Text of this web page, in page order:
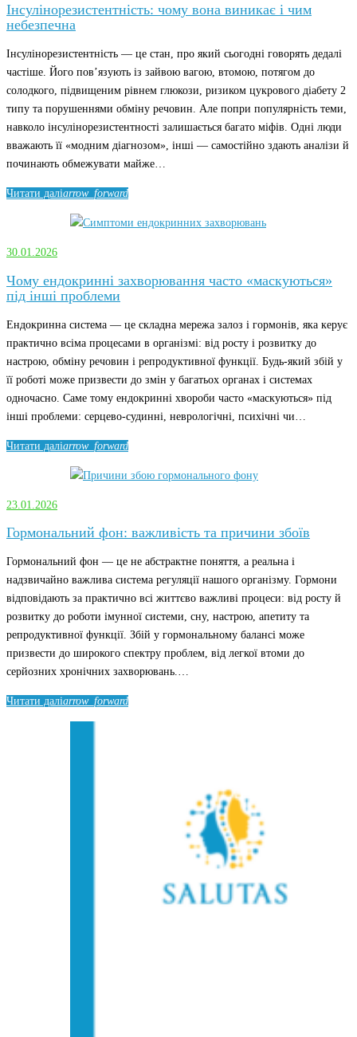
Інсулінорезистентність: чому вона виникає і чим
небезпечна
Інсулінорезистентність — це стан, про який сьогодні говорять дедалі
частіше. Його пов’язують із зайвою вагою, втомою, потягом до
солодкого, підвищеним рівнем глюкози, ризиком цукрового діабету 2
типу та порушеннями обміну речовин. Але попри популярність теми,
навколо інсулінорезистентності залишається багато міфів. Одні люди
вважають її «модним діагнозом», інші — самостійно здають аналізи й
починають обмежувати майже…
Читати даліarrow_forward
30.01.2026
Чому ендокринні захворювання часто «маскуються»
під інші проблеми
Ендокринна система — це складна мережа залоз і гормонів, яка керує
практично всіма процесами в організмі: від росту і розвитку до
настрою, обміну речовин і репродуктивної функції. Будь-який збій у
її роботі може призвести до змін у багатьох органах і системах
одночасно. Саме тому ендокринні хвороби часто «маскуються» під
інші проблеми: серцево-судинні, неврологічні, психічні чи…
Читати даліarrow_forward
23.01.2026
Гормональний фон: важливість та причини збоїв
Гормональний фон — це не абстрактне поняття, а реальна і
надзвичайно важлива система регуляції нашого організму. Гормони
відповідають за практично всі життєво важливі процеси: від росту й
розвитку до роботи імунної системи, сну, настрою, апетиту та
репродуктивної функції. Збій у гормональному балансі може
призвести до широкого спектру проблем, від легкої втоми до
серйозних хронічних захворювань.…
Читати даліarrow_forward